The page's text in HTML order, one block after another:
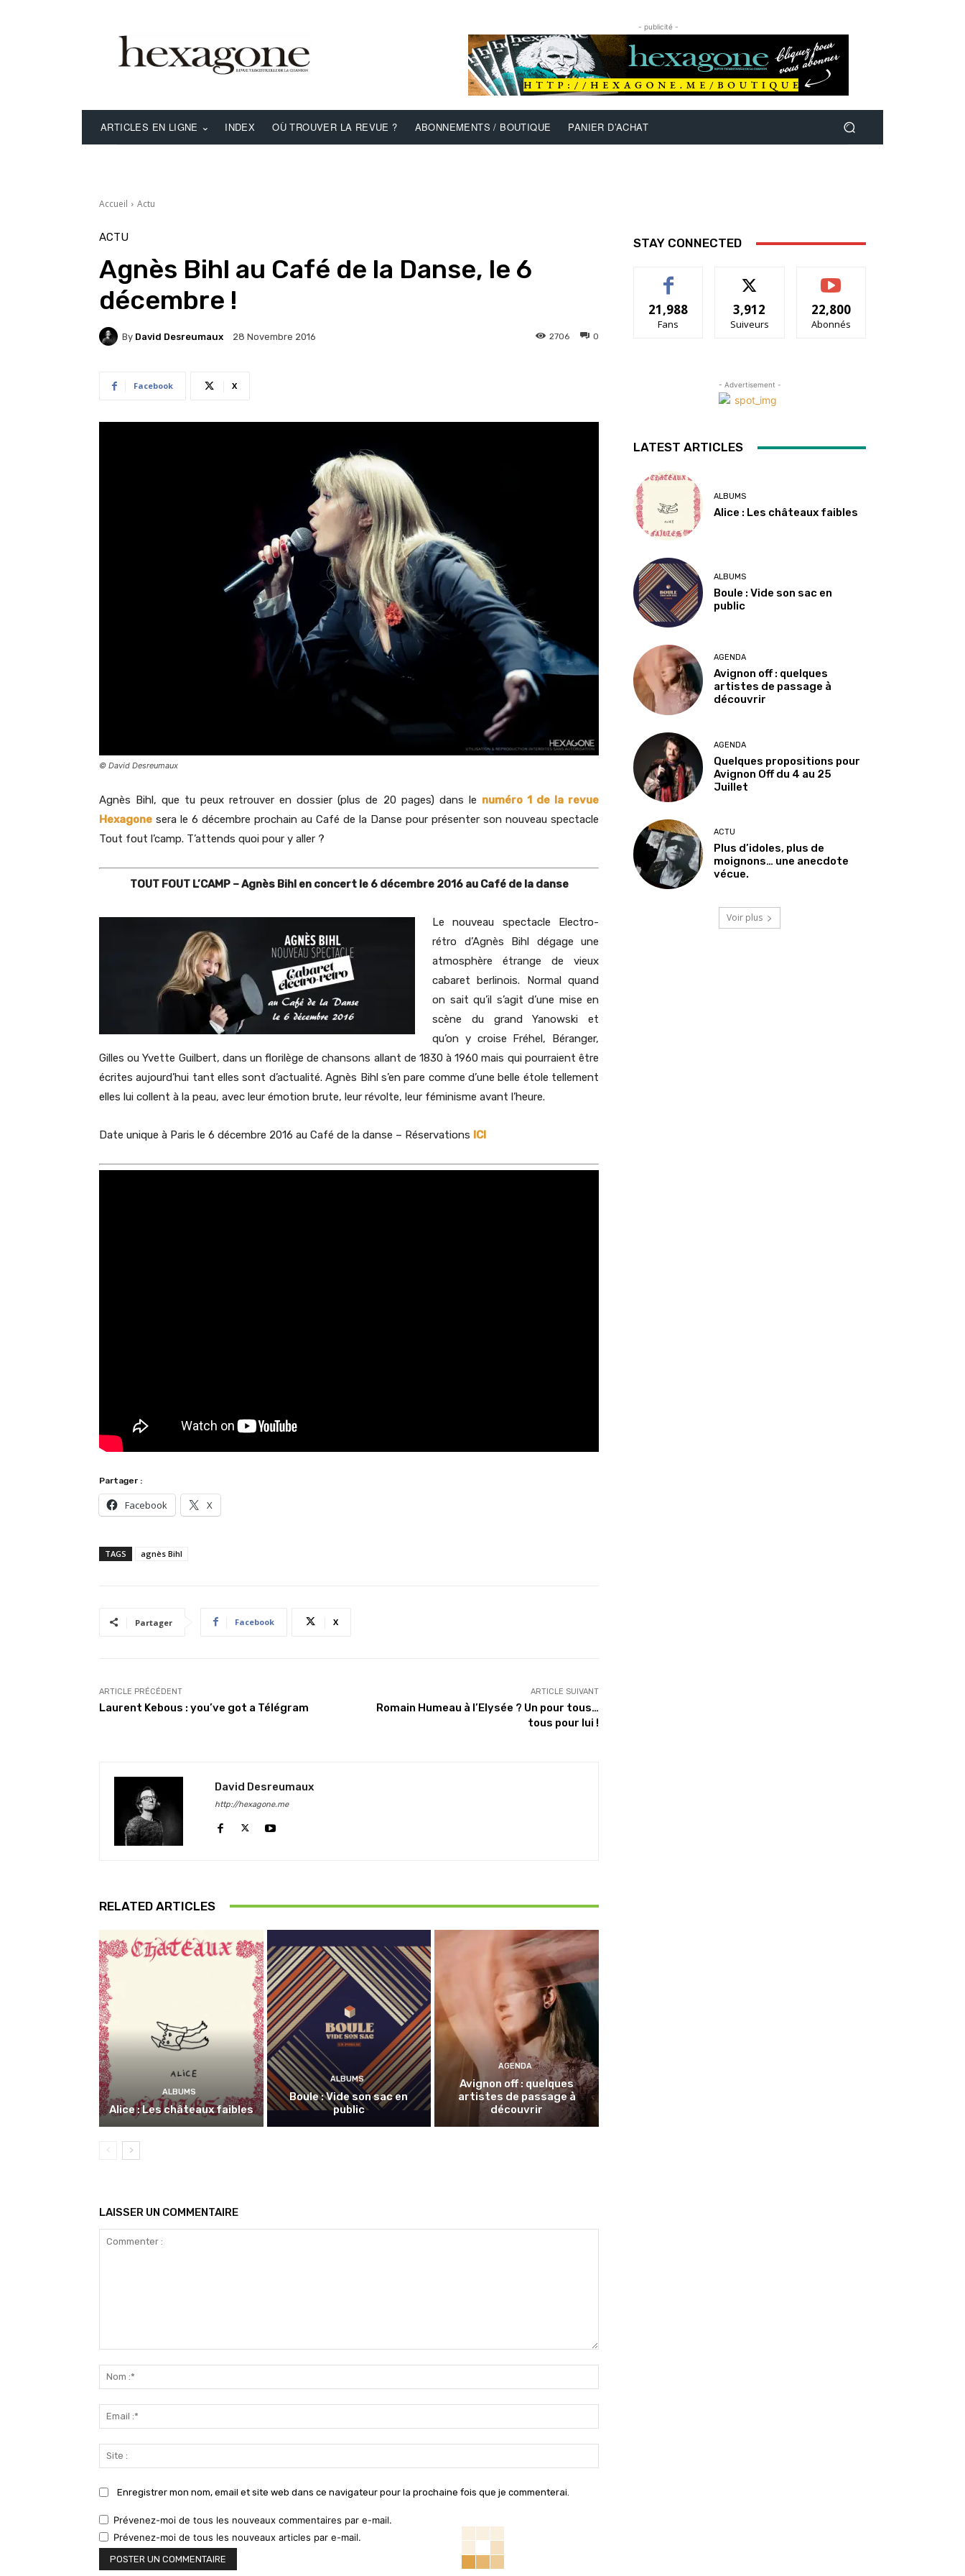
- publicité -
ARTICLES EN LIGNE INDEX OÙ TROUVER LA REVUE ? ABONNEMENTS / BOUTIQUE PANIER D’ACHAT
Accueil Actu
ACTU
Agnès Bihl au Café de la Danse, le 6
décembre !
By David Desreumaux 28 Novembre 2016 0
2706
Facebook X
© David Desreumaux
Agnès Bihl, que tu peux retrouver en dossier (plus de 20 pages) dans le numéro 1 de la revue
Hexagone sera le 6 décembre prochain au Café de la Danse pour présenter son nouveau spectacle
Tout fout l’camp. T’attends quoi pour y aller ?
TOUT FOUT L’CAMP – Agnès Bihl en concert le 6 décembre 2016 au Café de la danse
Le nouveau spectacle Electro-
rétro d’Agnès Bihl dégage une
atmosphère étrange de vieux
cabaret berlinois. Normal quand
on sait qu’il s’agit d’une mise en
scène du grand Yanowski et
qu’on y croise Fréhel, Béranger,
Gilles ou Yvette Guilbert, dans un florilège de chansons allant de 1830 à 1960 mais qui pourraient être
écrites aujourd’hui tant elles sont d’actualité. Agnès Bihl s’en pare comme d’une belle étole tellement
elles lui collent à la peau, avec leur émotion brute, leur révolte, leur féminisme avant l’heure.
Date unique à Paris le 6 décembre 2016 au Café de la danse – Réservations ICI
Partager :
Facebook X
TAGS agnès Bihl
Partager Facebook X
ARTICLE PRÉCÉDENT
Laurent Kebous : you’ve got a Télégram
ARTICLE SUIVANT
Romain Humeau à l’Elysée ? Un pour tous…
tous pour lui !
David Desreumaux
http://hexagone.me
RELATED ARTICLES
ALBUMS
Alice : Les châteaux faibles
ALBUMS
Boule : Vide son sac en
public
AGENDA
Avignon off : quelques
artistes de passage à
découvrir
LAISSER UN COMMENTAIRE
:*
:*
:
Enregistrer mon nom, email et site web dans ce navigateur pour la prochaine fois que je commenterai.
Prévenez-moi de tous les nouveaux commentaires par e-mail.
Prévenez-moi de tous les nouveaux articles par e-mail.
STAY CONNECTED
21,988
Fans
3,912
Suiveurs
22,800
Abonnés
- Advertisement -
LATEST ARTICLES
ALBUMS
Alice : Les châteaux faibles
ALBUMS
Boule : Vide son sac en
public
AGENDA
Avignon off : quelques
artistes de passage à
découvrir
AGENDA
Quelques propositions pour
Avignon Off du 4 au 25
Juillet
ACTU
Plus d’idoles, plus de
moignons… une anecdote
vécue.
Voir plus